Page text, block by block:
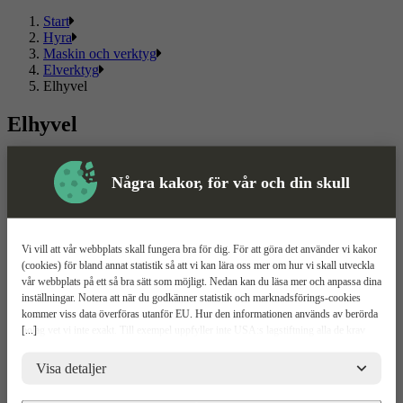
Några kakor, för vår och din skull
[...]
Vi vill att vår webbplats skall fungera bra för dig. För att göra det använder vi kakor
(cookies) för bland annat statistik så att vi kan lära oss mer om hur vi skall utveckla
vår webbplats på ett så bra sätt som möjligt. Nedan kan du läsa mer och anpassa dina
inställningar. Notera att när du godkänner statistik och marknadsförings-cookies
kommer viss data överföras utanför EU. Hur den informationen används av berörda
bolag vet vi inte exakt. Till exempel uppfyller inte USA:s lagstiftning alla de krav
risker för dina personuppgifter. De berörda bolagen måste lämna över uppgifter till
brottsbekämpande myndigheter i USA om de får en sådan begäran. Det kan dock
Visa detaljer
Start
Hyra
Maskin och verktyg
Elverktyg
Elhyvel
Elhyvel
Välj mellan flera olika elhyvel och kända märken. Här hittar du ett
sortiment som passar både privat och proffs.
Om ToolPal
Om oss
5 enkla steg
Bli kund
Vattenrening
ToolPal To Go